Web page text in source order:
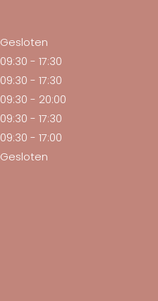
Gesloten
09:30 - 17:30
09:30 - 17:30
09:30 - 20:00
09:30 - 17:30
09:30 - 17:00
Gesloten